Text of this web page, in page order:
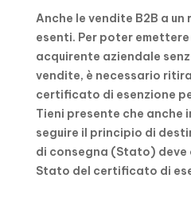
Anche le vendite B2B a
esenti. Per poter
acquirente aziendale
vendite, è necessario
certificato di esenzione
Tieni presente che anche
seguire il principio di
di consegna (Stato)
Stato del certificato di